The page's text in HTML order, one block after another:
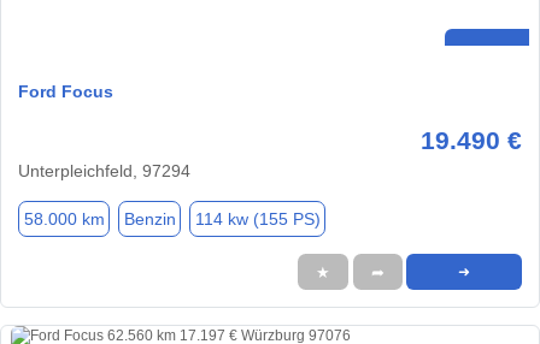
Ford Focus
19.490 €
Unterpleichfeld, 97294
58.000 km Benzin 114 kw (155 PS)
★ ➦ ➜